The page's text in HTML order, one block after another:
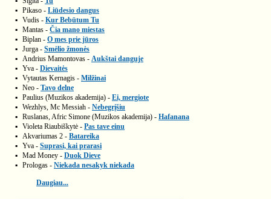
▪ Pikaso - Liūdesio dangus
▪ Vudis - Kur Bebūtum Tu
▪ Mantas - Čia mano miestas
▪ Biplan - O mes prie jūros
▪ Jurga - Smėlio žmonės
▪ Andrius Mamontovas - Aukštai danguje
▪ Yva - Dievaitės
▪ Vytautas Kernagis - Milžinai
▪ Neo - Tavo delne
▪ Paulius (Muzikos akademija) - Ei, mergiote
▪ Wezhlys, Mc Messiah - Nebegrįšiu
▪ Ruslanas, Afric Simone (Muzikos akademija) - Hafanana
▪ Violeta Riaubiškytė - Pas tave einu
▪ Akvariumas 2 - Batareika
▪ Yva - Suprasi, kai prarasi
▪ Mad Money - Duok Dieve
▪ Prologas - Niekada nesakyk niekada
Daugiau...